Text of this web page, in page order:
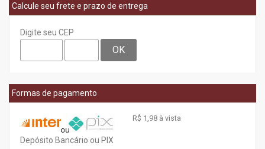
Calcule seu frete e prazo de entrega
Digite seu CEP
OK
Formas de pagamento
Depósito Bancário ou PIX
R$ 1,98 à vista